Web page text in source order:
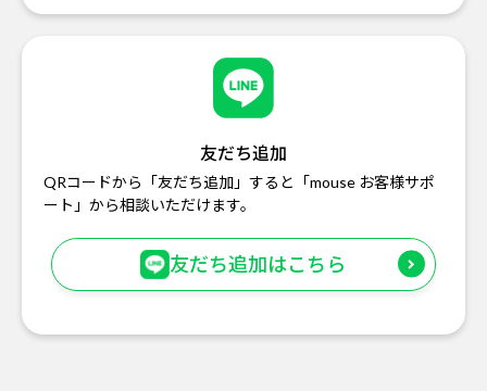
友だち追加
QRコードから「友だち追加」すると「mouse お客様サポ
ート」から相談いただけます。
友だち追加はこちら